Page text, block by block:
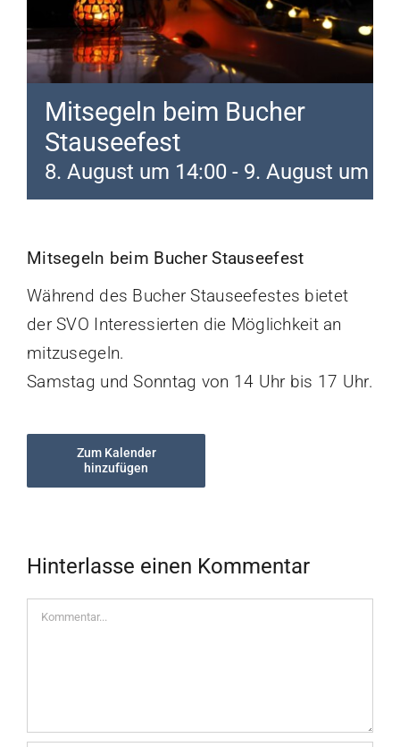
Mitmachen
Kalender
Mitgliederbereich
Mitsegeln beim Bucher
Stauseefest
8. August um 14:00 - 9. August um
Mitsegeln beim Bucher Stauseefest
Während des Bucher Stauseefestes bietet
der SVO Interessierten die Möglichkeit an
mitzusegeln.
Samstag und Sonntag von 14 Uhr bis 17 Uhr.
Zum Kalender
hinzufügen
Hinterlasse einen Kommentar
Kommentar